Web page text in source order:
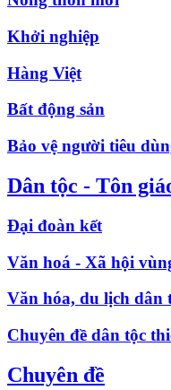
Khởi nghiệp
Hàng Việt
Bất động sản
Bảo vệ người tiêu
Dân tộc - Tôn
Đại đoàn kết
Văn hoá - Xã hội
Văn hóa, du lịch dân
Chuyên đề dân tộc
Chuyên đề